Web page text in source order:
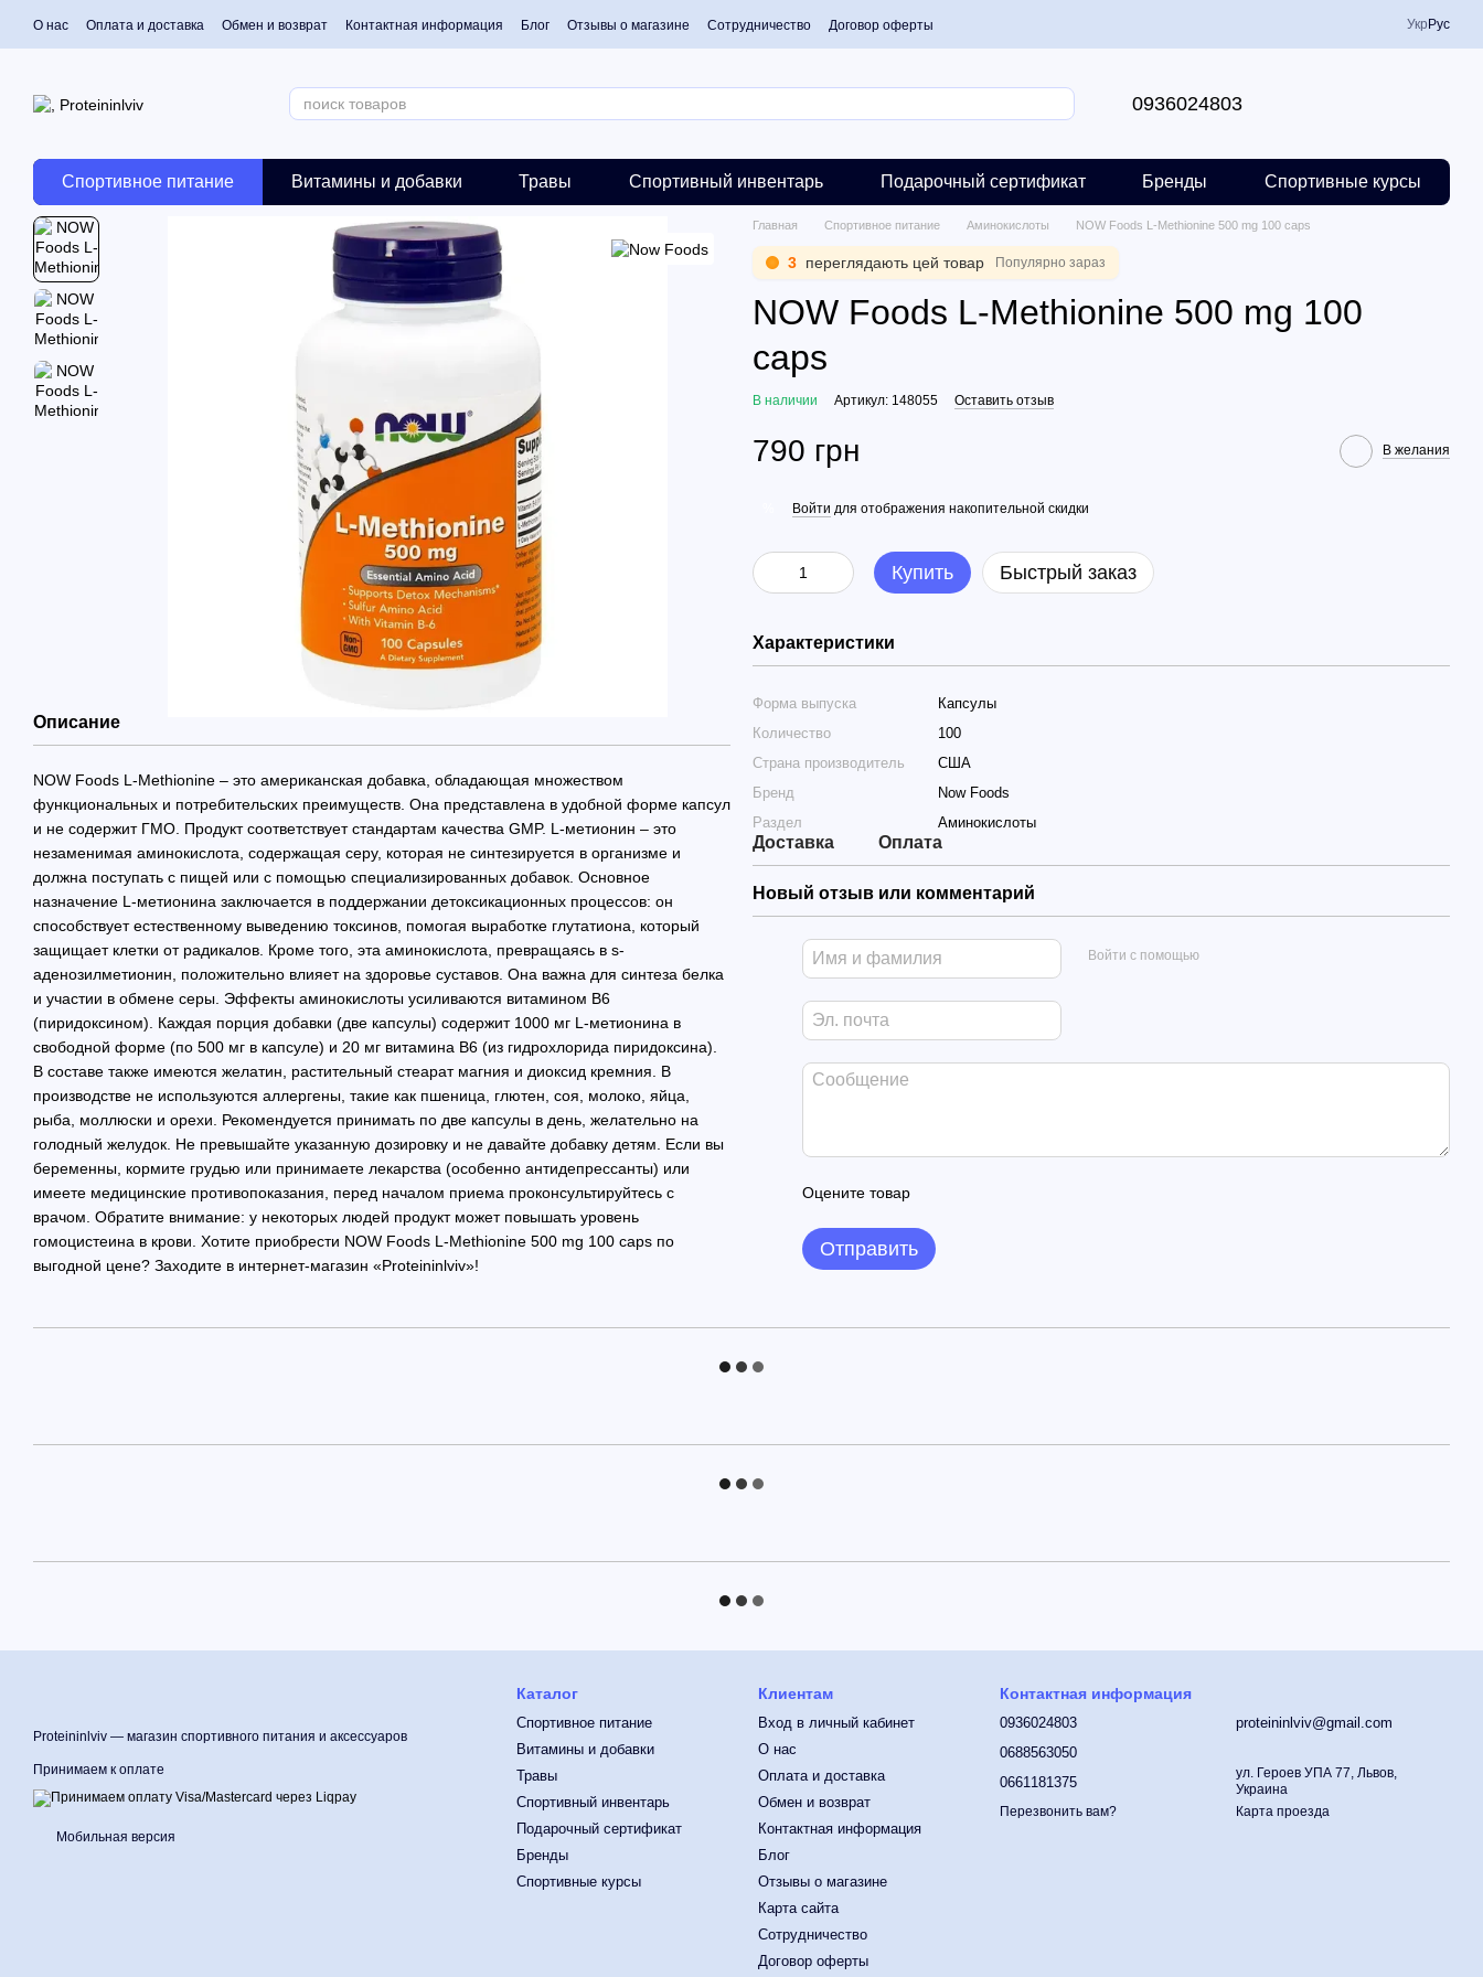
Перейти к основному контенту
О нас Оплата и доставка Обмен и возврат Контактная информация Блог Отзывы о магазине Сотрудничество Договор оферты Укр Рус
0936024803
Спортивное питание Витамины и добавки Травы Спортивный инвентарь Подарочный сертификат Бренды Спортивные курсы
Описание
NOW Foods L-Methionine – это американская добавка, обладающая множеством
функциональных и потребительских преимуществ. Она представлена в удобной форме капсул
и не содержит ГМО. Продукт соответствует стандартам качества GMP. L-метионин – это
незаменимая аминокислота, содержащая серу, которая не синтезируется в организме и
должна поступать с пищей или с помощью специализированных добавок. Основное
назначение L-метионина заключается в поддержании детоксикационных процессов: он
способствует естественному выведению токсинов, помогая выработке глутатиона, который
защищает клетки от радикалов. Кроме того, эта аминокислота, превращаясь в s-
аденозилметионин, положительно влияет на здоровье суставов. Она важна для синтеза белка
и участии в обмене серы. Эффекты аминокислоты усиливаются витамином B6
(пиридоксином). Каждая порция добавки (две капсулы) содержит 1000 мг L-метионина в
свободной форме (по 500 мг в капсуле) и 20 мг витамина B6 (из гидрохлорида пиридоксина).
В составе также имеются желатин, растительный стеарат магния и диоксид кремния. В
производстве не используются аллергены, такие как пшеница, глютен, соя, молоко, яйца,
рыба, моллюски и орехи. Рекомендуется принимать по две капсулы в день, желательно на
голодный желудок. Не превышайте указанную дозировку и не давайте добавку детям. Если вы
беременны, кормите грудью или принимаете лекарства (особенно антидепрессанты) или
имеете медицинские противопоказания, перед началом приема проконсультируйтесь с
врачом. Обратите внимание: у некоторых людей продукт может повышать уровень
гомоцистеина в крови. Хотите приобрести NOW Foods L-Methionine 500 mg 100 caps по
выгодной цене? Заходите в интернет-магазин «Proteininlviv»!
Главная Спортивное питание Аминокислоты NOW Foods L-Methionine 500 mg 100 caps
3 переглядають цей товар Популярно зараз
NOW Foods L-Methionine 500 mg 100
caps
В наличии Артикул: 148055 Оставить отзыв
790 грн В желания
Войти для отображения накопительной скидки
Купить Быстрый заказ
Характеристики
Форма выпуска
Капсулы
Количество
100
Страна производитель
США
Бренд
Now Foods
Раздел
Аминокислоты
Доставка Оплата
Новый отзыв или комментарий
Войти с помощью
Оцените товар
Отправить
Proteininlviv — магазин спортивного питания и аксессуаров
Принимаем к оплате
Мобильная версия
Каталог
Спортивное питание
Витамины и добавки
Травы
Спортивный инвентарь
Подарочный сертификат
Бренды
Спортивные курсы
Клиентам
Вход в личный кабинет
О нас
Оплата и доставка
Обмен и возврат
Контактная информация
Блог
Отзывы о магазине
Карта сайта
Сотрудничество
Договор оферты
Контактная информация
0936024803
0688563050
0661181375
Перезвонить вам?
proteininlviv@gmail.com
ул. Героев УПА 77, Львов,
Украина
Карта проезда